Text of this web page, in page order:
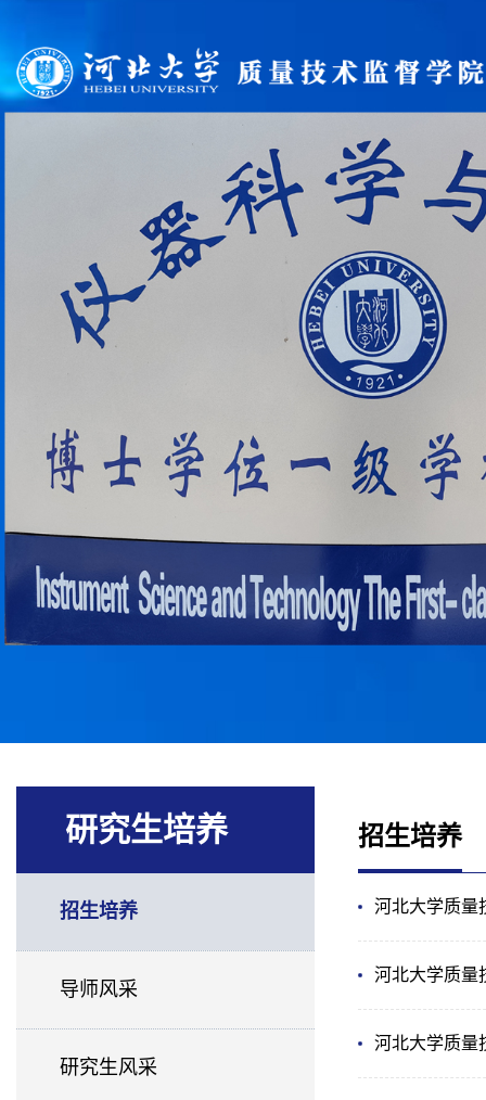
研究生培养
招生培养
导师风采
研究生风采
招生培养
河北大学质量
河北大学质量
河北大学质量